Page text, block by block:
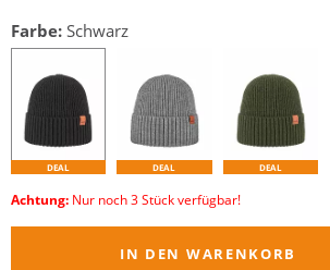
Farbe: Schwarz
DEAL DEAL DEAL
Achtung: Nur noch 3 Stück verfügbar!
IN DEN WARENKORB